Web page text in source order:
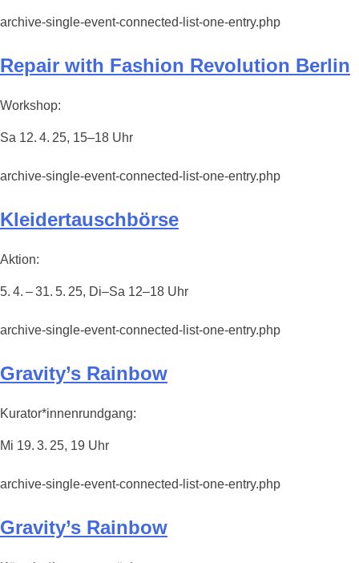
archive-single-event-connected-list-one-entry.php
Repair with Fashion Revolution Berlin
Workshop:
Sa 12. 4. 25, 15–18 Uhr
archive-single-event-connected-list-one-entry.php
Kleidertauschbörse
Aktion:
5. 4. – 31. 5. 25, Di–Sa 12–18 Uhr
archive-single-event-connected-list-one-entry.php
Gravity’s Rainbow
Kurator*innenrundgang:
Mi 19. 3. 25, 19 Uhr
archive-single-event-connected-list-one-entry.php
Gravity’s Rainbow